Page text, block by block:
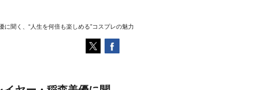
に聞く、“人生を何倍も楽しめる”コスプレの魅力